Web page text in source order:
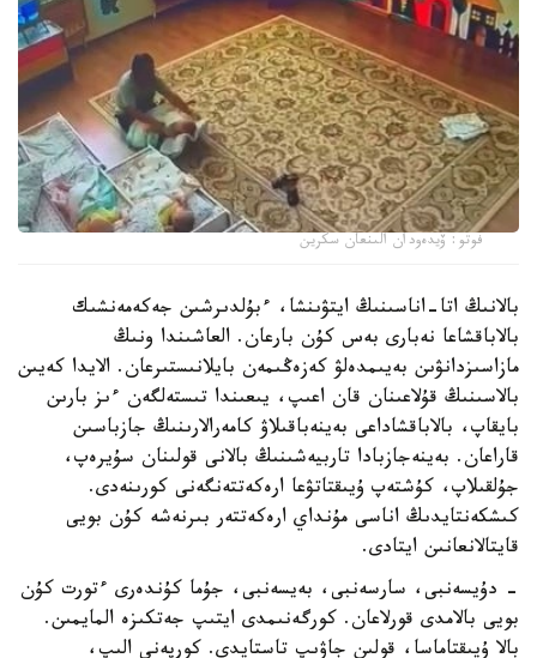
فوتو: ۆيدەودان الىنعان سكرين
بالانىڭ اتا-اناسىنىڭ ايتۋىنشا، ءبۇلدىرشىن جەكەمەنشىك
بالاباقشاعا نەبارى بەس كۇن بارعان. العاشىندا ونىڭ
مازاسىزدانۋىن بەيىمدەلۋ كەزەڭىمەن بايلانىستىرعان. الايدا كەيىن
بالاسىنىڭ قۇلاعىنان قان اعىپ، يىعىندا تىستەلگەن ءىز بارىن
بايقاپ، بالاباقشاداعى بەينەباقىلاۋ كامەرالارىنىڭ جازباسىن
قاراعان. بەينەجازبادا تاربيەشىنىڭ بالانى قولىنان سۇيرەپ،
جۇلقىلاپ، كۇشتەپ ۇيىقتاتۋعا ارەكەتتەنگەنى كورىنەدى.
كىشكەنتايدىڭ اناسى مۇنداي ارەكەتتەر بىرنەشە كۇن بويى
قايتالانعانىن ايتادى.
- دۇيسەنبى، سارسەنبى، بەيسەنبى، جۇما كۇندەرى ءتورت كۇن
بويى بالامدى قورلاعان. كورگەنىمدى ايتىپ جەتكىزە المايمىن.
بالا ۇيىقتاماسا، قولىن جاۋىپ تاستايدى. كورپەنى الىپ،